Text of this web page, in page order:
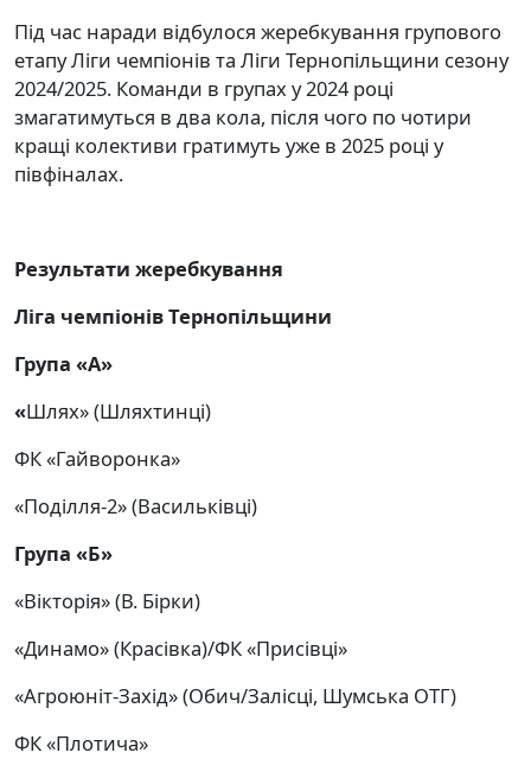
Під час наради відбулося жеребкування групового
етапу Ліги чемпіонів та Ліги Тернопільщини сезону
2024/2025. Команди в групах у 2024 році
змагатимуться в два кола, після чого по чотири
кращі колективи гратимуть уже в 2025 році у
півфіналах.
Результати жеребкування
Ліга чемпіонів Тернопільщини
Група «А»
«Шлях» (Шляхтинці)
ФК «Гайворонка»
«Поділля-2» (Васильківці)
Група «Б»
«Вікторія» (В. Бірки)
«Динамо» (Красівка)/ФК «Присівці»
«Агроюніт-Захід» (Обич/Залісці, Шумська ОТГ)
ФК «Плотича»